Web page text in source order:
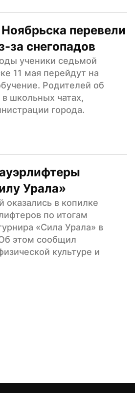
перевели
за снегопадов
ученики седьмой
11 мая перейдут на
Родителей об
школьных чатах,
города.
Урала»
оказались в копилке
по итогам
«Сила Урала» в
этом сообщил
культуре и